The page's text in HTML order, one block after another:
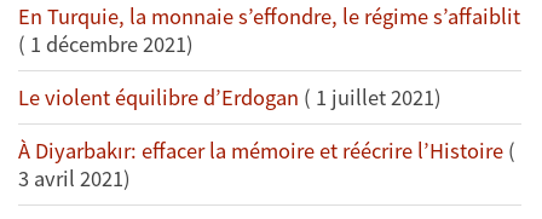
En Turquie, la monnaie s’effondre, le régime s’affaiblit
( 1 décembre 2021)
Le violent équilibre d’Erdogan ( 1 juillet 2021)
À Diyarbakır: effacer la mémoire et réécrire l’Histoire (
3 avril 2021)